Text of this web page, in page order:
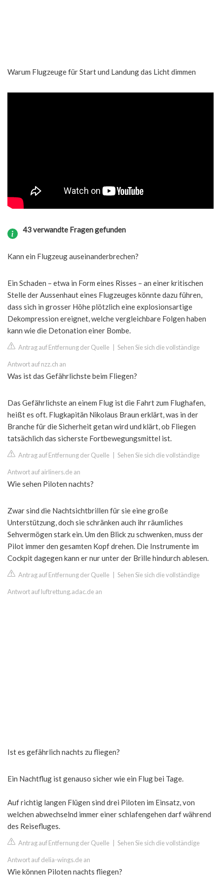
Warum Flugzeuge für Start und Landung das Licht dimmen
43 verwandte Fragen gefunden
Kann ein Flugzeug auseinanderbrechen?
Ein Schaden – etwa in Form eines Risses – an einer kritischen
Stelle der Aussenhaut eines Flugzeuges könnte dazu führen,
dass sich in grosser Höhe plötzlich eine explosionsartige
Dekompression ereignet, welche vergleichbare Folgen haben
kann wie die Detonation einer Bombe.
Antrag auf Entfernung der Quelle Sehen Sie sich die vollständige
Antwort auf nzz.ch an
Was ist das Gefährlichste beim Fliegen?
Das Gefährlichste an einem Flug ist die Fahrt zum Flughafen,
heißt es oft. Flugkapitän Nikolaus Braun erklärt, was in der
Branche für die Sicherheit getan wird und klärt, ob Fliegen
tatsächlich das sicherste Fortbewegungsmittel ist.
Antrag auf Entfernung der Quelle Sehen Sie sich die vollständige
Antwort auf airliners.de an
Wie sehen Piloten nachts?
Zwar sind die Nachtsichtbrillen für sie eine große
Unterstützung, doch sie schränken auch ihr räumliches
Sehvermögen stark ein. Um den Blick zu schwenken, muss der
Pilot immer den gesamten Kopf drehen. Die Instrumente im
Cockpit dagegen kann er nur unter der Brille hindurch ablesen.
Antrag auf Entfernung der Quelle Sehen Sie sich die vollständige
Antwort auf luftrettung.adac.de an
Ist es gefährlich nachts zu fliegen?
Ein Nachtflug ist genauso sicher wie ein Flug bei Tage.
Auf richtig langen Flügen sind drei Piloten im Einsatz, von
welchen abwechselnd immer einer schlafengehen darf während
des Reisefluges.
Antrag auf Entfernung der Quelle Sehen Sie sich die vollständige
Antwort auf delia-wings.de an
Wie können Piloten nachts fliegen?